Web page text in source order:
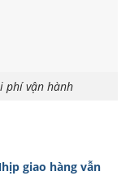
phí vận hành
giao hàng vẫn